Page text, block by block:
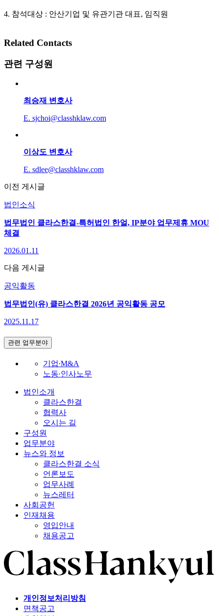
4. 참석대상 : 안산기업 및 유관기관 대표, 임직원
Related Contacts
관련 구성원
최승재 변호사
E. sjchoi@classhklaw.com
이상도 변호사
E. sdlee@classhklaw.com
이전 게시글
법인소식
법무법인 클라스한결-특허법인 한얼, IP분야 업무제휴 MOU
체결
2026.01.11
다음 게시글
공익활동
법무법인(유) 클라스한결 2026년 공익활동 공모
2025.11.17
관련 업무분야
기업∙M&A
노동∙인사노무
법인소개
클라스한결
협력사
오시는 길
구성원
업무분야
뉴스와 정보
클라스한결 소식
언론보도
업무사례
뉴스레터
사회공헌
인재채용
영입안내
채용공고
개인정보처리방침
면책공고